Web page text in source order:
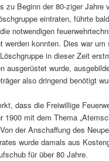
zu Beginn der 80-ziger Jahre
eintraten, führte
notwendigen
werden konnten. Dies war um
in dieser Zeit
ausgerüstet wurde,
also dringend benötigt
dass die Freiwillige
1900 mit dem Thema
der Anschaffung des
wurde damals aus
für über 80 Jahre.